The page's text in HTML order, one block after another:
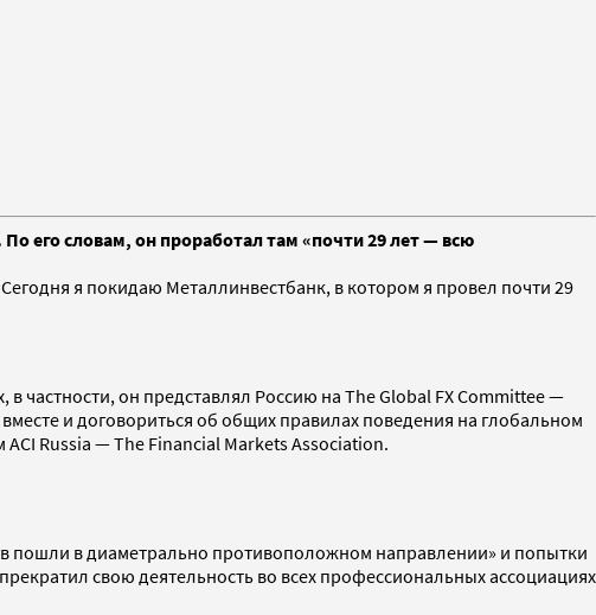
его словам, он проработал там «почти 29 лет — всю
я покидаю Металлинвестбанк, в котором я провел почти 29
частности, он представлял Россию на The Global FX Committee —
и договориться об общих правилах поведения на глобальном
Russia — The Financial Markets Association.
пошли в диаметрально противоположном направлении» и попытки
свою деятельность во всех профессиональных ассоциациях